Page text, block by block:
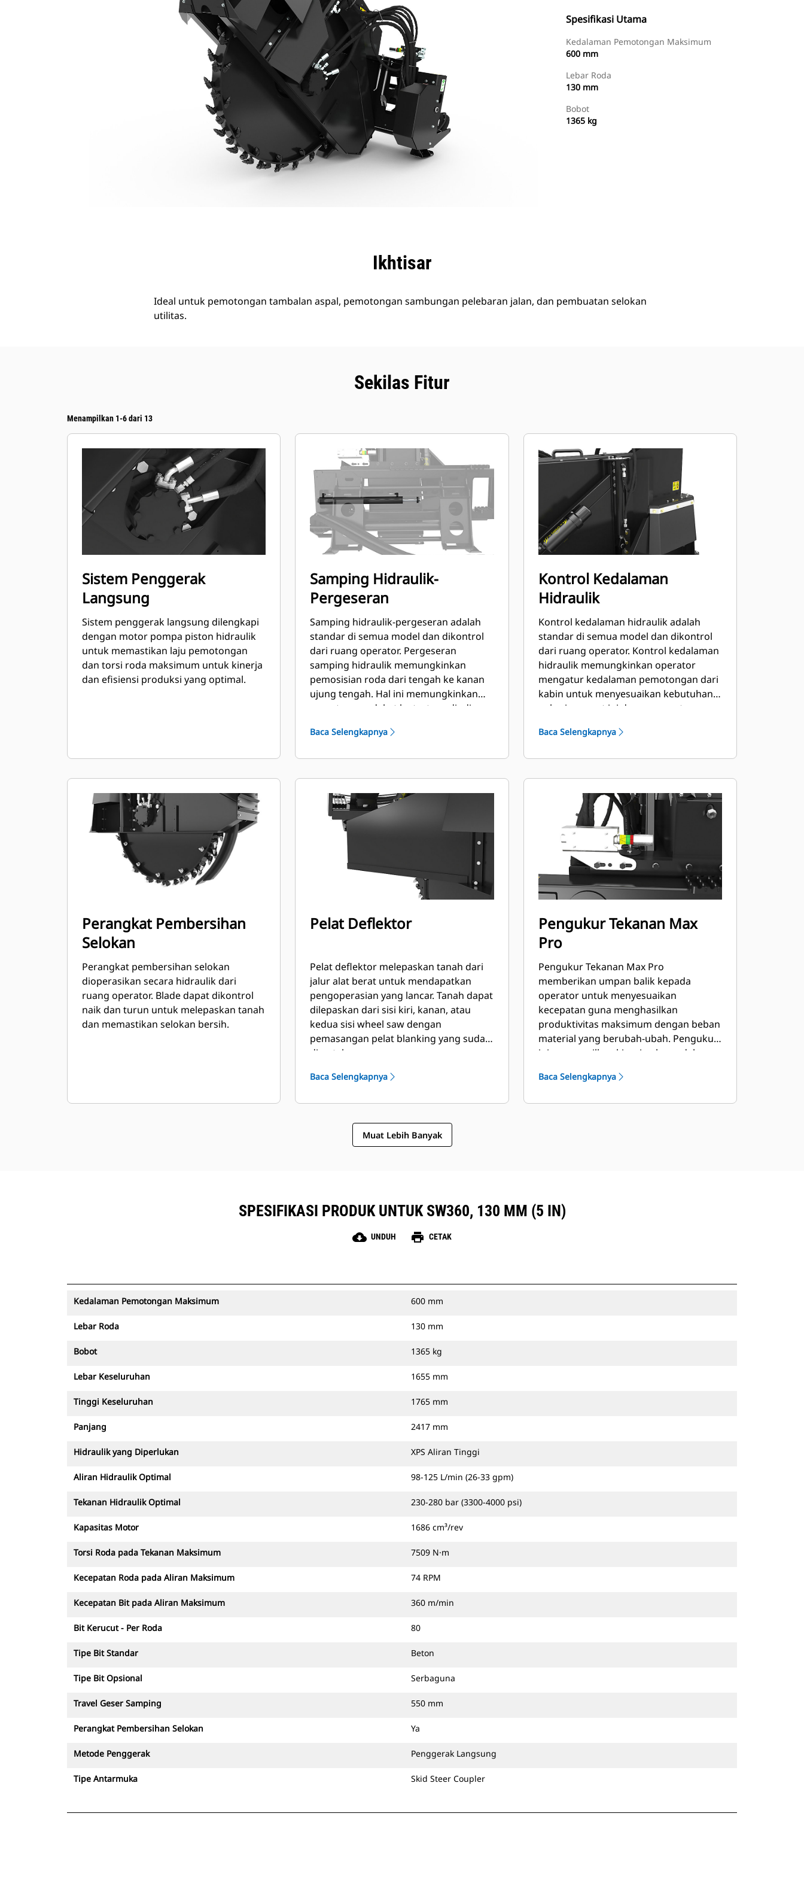
Spesifikasi Utama
Kedalaman Pemotongan Maksimum
600 mm
Lebar Roda
130 mm
Bobot
1365 kg
Ikhtisar
Ideal untuk pemotongan tambalan aspal, pemotongan sambungan pelebaran jalan, dan pembuatan selokan
utilitas.
Sekilas Fitur
Menampilkan 1-6 dari 13
Sistem Penggerak
Langsung
Sistem penggerak langsung dilengkapi
dengan motor pompa piston hidraulik
untuk memastikan laju pemotongan
dan torsi roda maksimum untuk kinerja
dan efisiensi produksi yang optimal.
Samping Hidraulik-
Pergeseran
Samping hidraulik-pergeseran adalah
standar di semua model dan dikontrol
dari ruang operator. Pergeseran
samping hidraulik memungkinkan
pemosisian roda dari tengah ke kanan
ujung tengah. Hal ini memungkinkan
pemotongan dekat ke trotoar, dinding,
meminimalkan kebutuhan penempatan
Baca Selengkapnya
Kontrol Kedalaman
Hidraulik
Kontrol kedalaman hidraulik adalah
standar di semua model dan dikontrol
dari ruang operator. Kontrol kedalaman
hidraulik memungkinkan operator
mengatur kedalaman pemotongan dari
kabin untuk menyesuaikan kebutuhan
pekerjaan saat ini dengan cepat.
Baca Selengkapnya
Perangkat Pembersihan
Selokan
Perangkat pembersihan selokan
dioperasikan secara hidraulik dari
ruang operator. Blade dapat dikontrol
naik dan turun untuk melepaskan tanah
dan memastikan selokan bersih.
Pelat Deflektor
Pelat deflektor melepaskan tanah dari
jalur alat berat untuk mendapatkan
pengoperasian yang lancar. Tanah dapat
dilepaskan dari sisi kiri, kanan, atau
kedua sisi wheel saw dengan
pemasangan pelat blanking yang sudah
disertakan.
Baca Selengkapnya
Pengukur Tekanan Max
Pro
Pengukur Tekanan Max Pro
memberikan umpan balik kepada
operator untuk menyesuaikan
kecepatan guna menghasilkan
produktivitas maksimum dengan beban
material yang berubah-ubah. Pengukur
ini menampilkan kinerja planer dalam
kabin. Perlengkapan standar di semua
Baca Selengkapnya
Muat Lebih Banyak
SPESIFIKASI PRODUK UNTUK SW360, 130 MM (5 IN)
cloud_download UNDUH print CETAK
Kedalaman Pemotongan Maksimum 600 mm
Lebar Roda 130 mm
Bobot 1365 kg
Lebar Keseluruhan 1655 mm
Tinggi Keseluruhan 1765 mm
Panjang 2417 mm
Hidraulik yang Diperlukan XPS Aliran Tinggi
Aliran Hidraulik Optimal 98-125 L/min (26-33 gpm)
Tekanan Hidraulik Optimal 230-280 bar (3300-4000 psi)
Kapasitas Motor 1686 cm³/rev
Torsi Roda pada Tekanan Maksimum 7509 N·m
Kecepatan Roda pada Aliran Maksimum 74 RPM
Kecepatan Bit pada Aliran Maksimum 360 m/min
Bit Kerucut - Per Roda 80
Tipe Bit Standar Beton
Tipe Bit Opsional Serbaguna
Travel Geser Samping 550 mm
Perangkat Pembersihan Selokan Ya
Metode Penggerak Penggerak Langsung
Tipe Antarmuka Skid Steer Coupler